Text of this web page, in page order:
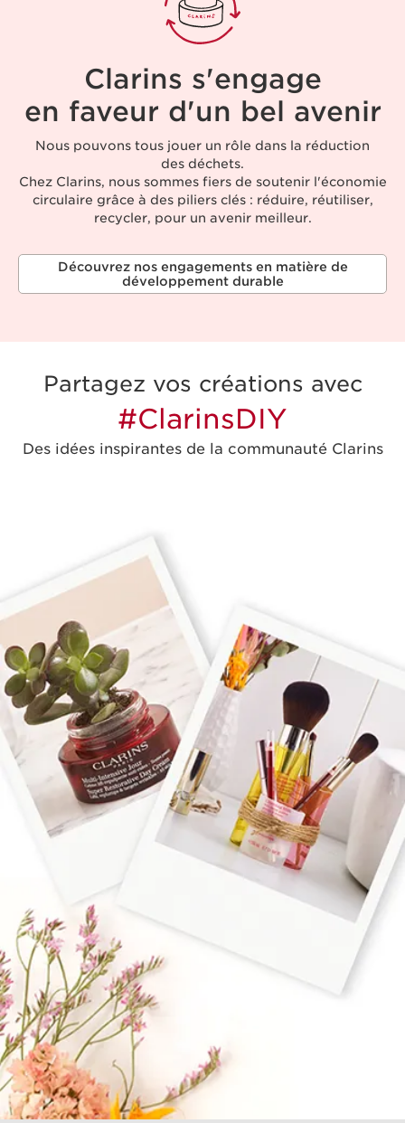
Clarins s'engage
en faveur d'un bel avenir
Nous pouvons tous jouer un rôle dans la réduction
des déchets.
Chez Clarins, nous sommes fiers de soutenir l'économie
circulaire grâce à des piliers clés : réduire, réutiliser,
recycler, pour un avenir meilleur.
Découvrez nos engagements en matière de
développement durable
Partagez vos créations avec
#ClarinsDIY
Des idées inspirantes de la communauté Clarins